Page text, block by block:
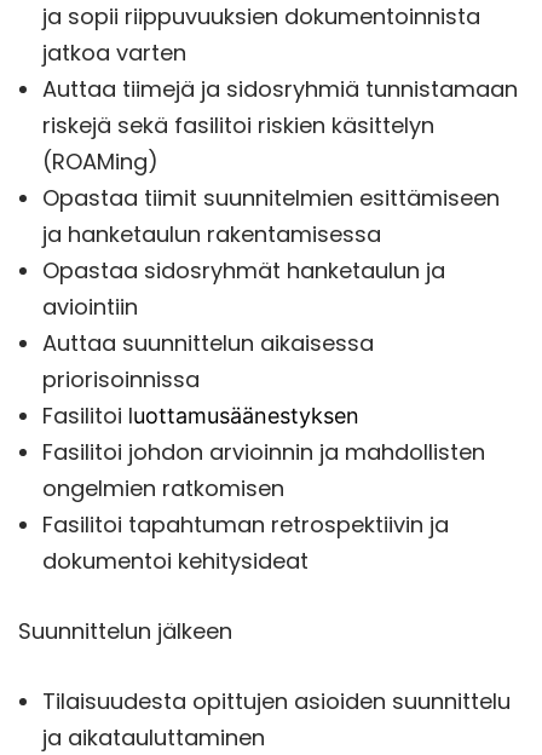
ja sopii riippuvuuksien dokumentoinnista
jatkoa varten
Auttaa tiimejä ja sidosryhmiä tunnistamaan
riskejä sekä fasilitoi riskien käsittelyn
(ROAMing)
Opastaa tiimit suunnitelmien esittämiseen
ja hanketaulun rakentamisessa
Opastaa sidosryhmät hanketaulun ja
aviointiin
Auttaa suunnittelun aikaisessa
priorisoinnissa
Fasilitoi luottamusäänestyksen
Fasilitoi johdon arvioinnin ja mahdollisten
ongelmien ratkomisen
Fasilitoi tapahtuman retrospektiivin ja
dokumentoi kehitysideat
Suunnittelun jälkeen
Tilaisuudesta opittujen asioiden suunnittelu
ja aikatauluttaminen